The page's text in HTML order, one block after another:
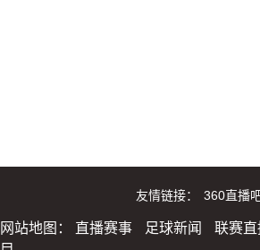
友情链接： 360直播
网站地图： 直播赛事 足球新闻 联赛直